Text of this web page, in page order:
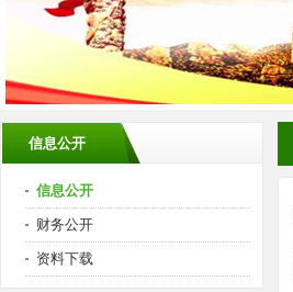
信息公开
信息公开
财务公开
资料下载